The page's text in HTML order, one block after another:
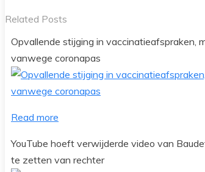
Related Posts
Opvallende stijging in vaccinatieafspraken,
vanwege coronapas
Read more
YouTube hoeft verwijderde video van
te zetten van rechter